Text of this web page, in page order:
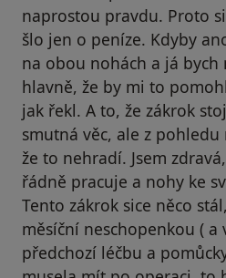
naprostou pravdu. Proto
šlo jen o peníze. Kdyby
na obou nohách a já bych
hlavně, že by mi to
jak řekl. A to, že zákrok
smutná věc, ale z
že to nehradí. Jsem
řádně pracuje a nohy ke
Tento zákrok sice něco
měsíční neschopenkou ( a
předchozí léčbu a